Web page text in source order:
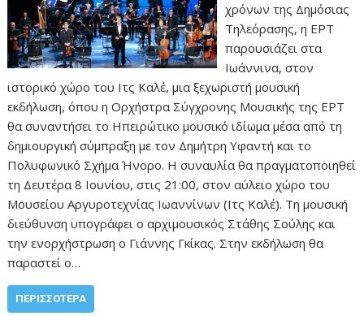
χρόνων της Δημόσιας
Τηλεόρασης, η ΕΡΤ
παρουσιάζει στα
Ιωάννινα, στον
ιστορικό χώρο του Ιτς Καλέ, μια ξεχωριστή μουσική
εκδήλωση, όπου η Ορχήστρα Σύγχρονης Μουσικής της ΕΡΤ
θα συναντήσει το Ηπειρώτικο μουσικό ιδίωμα μέσα από τη
δημιουργική σύμπραξη με τον Δημήτρη Υφαντή και το
Πολυφωνικό Σχήμα Ήνορο. Η συναυλία θα πραγματοποιηθεί
τη Δευτέρα 8 Ιουνίου, στις 21:00, στον αύλειο χώρο του
Μουσείου Αργυροτεχνίας Ιωαννίνων (Ιτς Καλέ). Τη μουσική
διεύθυνση υπογράφει ο αρχιμουσικός Στάθης Σούλης και
την ενορχήστρωση ο Γιάννης Γκίκας. Στην εκδήλωση θα
παραστεί ο…
ΠΕΡΙΣΣΌΤΕΡΑ